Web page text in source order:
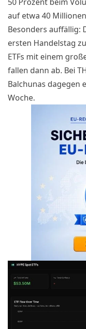
auf etwa 40
Besonders auffällig:
ersten Handelstag
ETFs mit einem
fallen dann ab. Bei
Balchunas dagegen
Woche.